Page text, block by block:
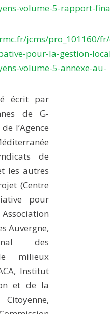
volume-5-rapport-fina
jcms/pro_101160/
pour-la-gestion-
volume-5-annexe-au-
écrit par
de G-
l’Agence
de
les autres
(Centre
pour
Auvergne,
des
milieux
Institut
et de la